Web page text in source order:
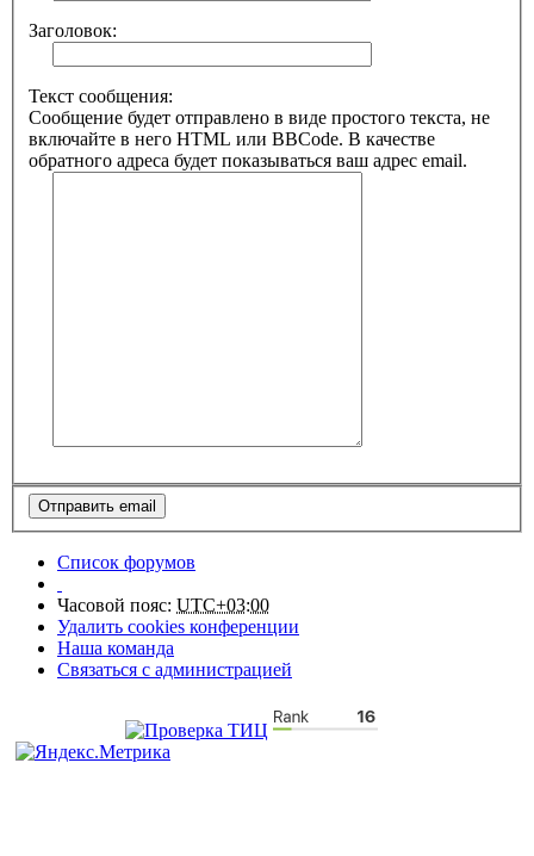
Заголовок:
Текст сообщения:
Сообщение будет отправлено в виде простого текста, не
включайте в него HTML или BBCode. В качестве
обратного адреса будет показываться ваш адрес email.
Список форумов
Часовой пояс: UTC+03:00
Удалить cookies конференции
Наша команда
Связаться с администрацией